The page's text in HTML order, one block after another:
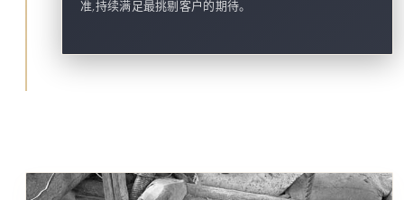
准,持续满足最挑剔客户的期待。